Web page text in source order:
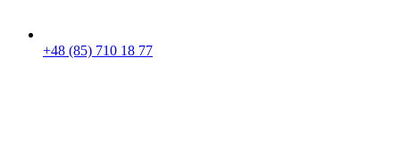
+48 (85) 710 18 77